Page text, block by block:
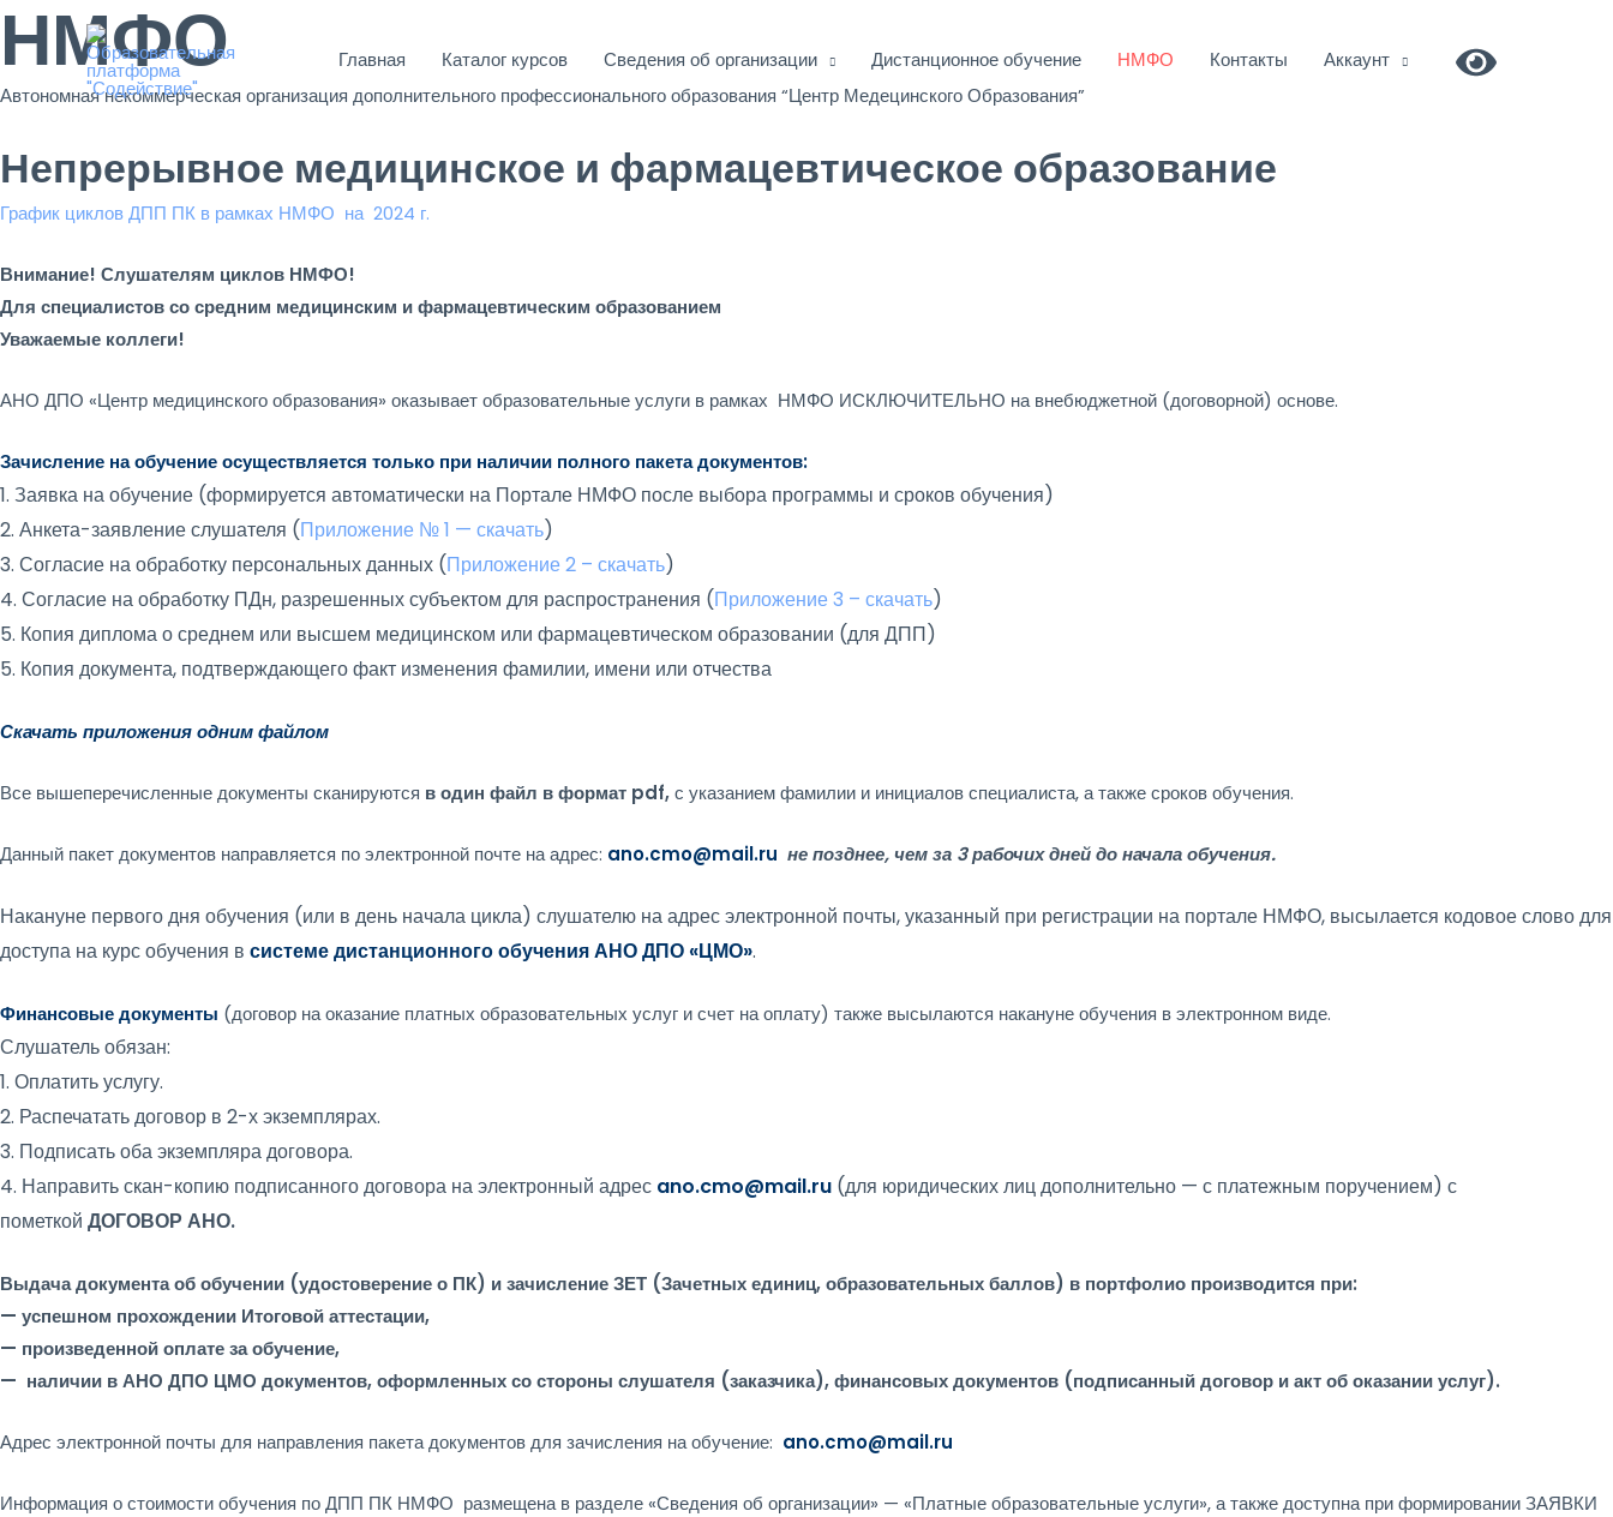
Перейти
содержимому
Главная Каталог курсов Сведения об организации Дистанционное обучение НМФО Контакты Аккаунт
НМФО
Автономная некоммерческая организация дополнительного профессионального образования “Центр Медецинского Образования”
Непрерывное медицинское и фармацевтическое образование
График циклов ДПП ПК в рамках НМФО на 2024 г.
Внимание! Слушателям циклов НМФО!
Для специалистов со средним медицинским и фармацевтическим образованием
Уважаемые коллеги!
АНО ДПО «Центр медицинского образования» оказывает образовательные услуги в рамках НМФО ИСКЛЮЧИТЕЛЬНО на внебюджетной (договорной) основе.
Зачисление на обучение осуществляется только при наличии полного пакета документов:
1. Заявка на обучение (формируется автоматически на Портале НМФО после выбора программы и сроков обучения)
2. Анкета-заявление слушателя (Приложение № 1 — скачать)
3. Согласие на обработку персональных данных (Приложение 2 – скачать)
4. Согласие на обработку ПДн, разрешенных субъектом для распространения (Приложение 3 – скачать)
5. Копия диплома о среднем или высшем медицинском или фармацевтическом образовании (для ДПП)
5. Копия документа, подтверждающего факт изменения фамилии, имени или отчества
Скачать приложения одним файлом
Все вышеперечисленные документы сканируются в один файл в формат pdf,с указанием фамилии и инициалов специалиста, а также сроков обучения.
Данный пакет документов направляется по электронной почте на адрес: ano.cmo@mail.ru не позднее, чем за 3 рабочих дней до начала обучения.
Накануне первого дня обучения (или в день начала цикла) слушателю на адрес электронной почты, указанный при регистрации на портале НМФО, высылается кодовое слово для
доступа на курс обучения в системе дистанционного обучения АНО ДПО «ЦМО».
Финансовые документы (договор на оказание платных образовательных услуг и счет на оплату) также высылаются накануне обучения в электронном виде.
Слушатель обязан:
1. Оплатить услугу.
2. Распечатать договор в 2-х экземплярах.
3. Подписать оба экземпляра договора.
4. Направить скан-копию подписанного договора на электронный адрес ano.cmo@mail.ru (для юридических лиц дополнительно — с платежным поручением) с
пометкой ДОГОВОР АНО.
Выдача документа об обучении (удостоверение о ПК) и зачисление ЗЕТ (Зачетных единиц, образовательных баллов) в портфолио производится при:
— успешном прохождении Итоговой аттестации,
— произведенной оплате за обучение,
— наличии в АНО ДПО ЦМО документов, оформленных со стороны слушателя (заказчика), финансовых документов (подписанный договор и акт об оказании услуг).
Адрес электронной почты для направления пакета документов для зачисления на обучение: ano.cmo@mail.ru
Информация о стоимости обучения по ДПП ПК НМФО размещена в разделе «Сведения об организации» — «Платные образовательные услуги», а также доступна при формировании ЗАЯВКИ